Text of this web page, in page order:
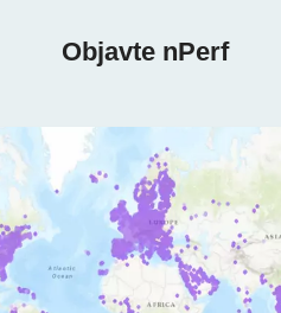
Objavte nPerf